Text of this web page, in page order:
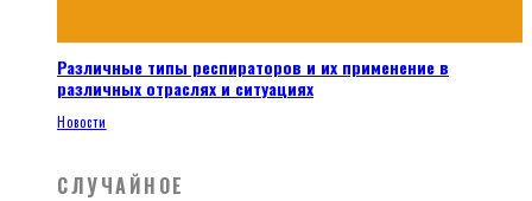
Различные типы респираторов и их применение в
различных отраслях и ситуациях
Новости
СЛУЧАЙНОЕ